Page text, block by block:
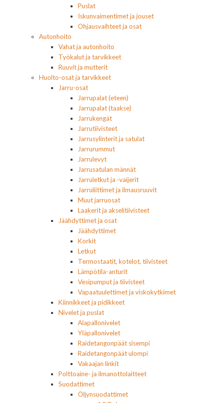
Puslat
Iskunvaimentimet ja jouset
Ohjausvaihteet ja osat
Autonhoito
Vahat ja autonhoito
Työkalut ja tarvikkeet
Ruuvit ja mutterit
Huolto-osat ja tarvikkeet
Jarru-osat
Jarrupalat (eteen)
Jarrupalat (taakse)
Jarrukengät
Jarrutiivisteet
Jarrusylinterit ja satulat
Jarrurummut
Jarrulevyt
Jarrusatulan männät
Jarruletkut ja -vaijerit
Jarruliittimet ja ilmausruuvit
Muut jarruosat
Laakerit ja akselitiivisteet
Jäähdyttimet ja osat
Jäähdyttimet
Korkit
Letkut
Termostaatit, kotelot, tiivisteet
Lämpötila-anturit
Vesipumput ja tiivisteet
Vapaatuulettimet ja viskokytkimet
Kiinnikkeet ja pidikkeet
Nivelet ja puslat
Alapallonivelet
Yläpallonivelet
Raidetangonpäät sisempi
Raidetangonpäät ulompi
Vakaajan linkit
Polttoaine- ja ilmanottolaitteet
Suodattimet
Öljynsuodattimet